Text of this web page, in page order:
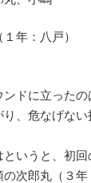
年：八戸）
ドに立ったの
、危なげな
いうと、初回
次郎丸（３